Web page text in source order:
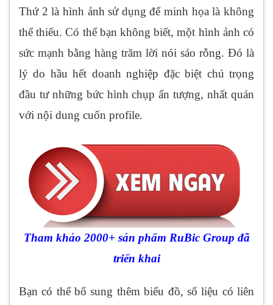
Thứ 2 là hình ảnh sử dụng để minh họa là không
thể thiếu. Có thể bạn không biết, một hình ảnh có
sức mạnh bằng hàng trăm lời nói sáo rỗng. Đó là
lý do hầu hết doanh nghiệp đặc biệt chú trọng
đầu tư những bức hình chụp ấn tượng, nhất quán
với nội dung cuốn profile.
Tham khảo 2000+ sản phẩm RuBic Group đã
triển khai
Bạn có thể bổ sung thêm biểu đồ, số liệu có liên